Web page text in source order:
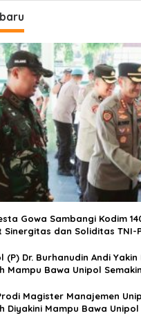
Gowa Sambangi Kodim
Sinergitas dan Soliditas TNI-
(P) Dr. Burhanudin Andi Yakin
Mampu Bawa Unipol
Magister Manajemen
Diyakini Mampu Bawa Unipol